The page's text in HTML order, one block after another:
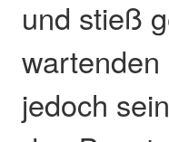
und stieß
jedoch